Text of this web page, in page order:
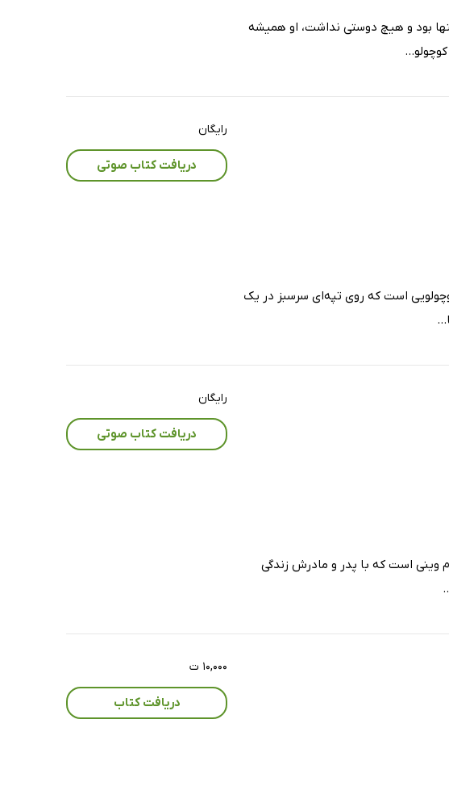
بود و هیچ دوستی نداشت، او همیشه
است که روی تپه‌ای سرسبز در یک
رایگان
دریافت کتاب صوتی
وینی است که با پدر و مادرش زندگی
رایگان
دریافت کتاب صوتی
۱۰,۰۰۰ ت
دریافت کتاب